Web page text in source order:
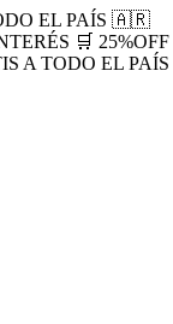
EL PAÍS 🇦🇷
🛒
A TODO EL